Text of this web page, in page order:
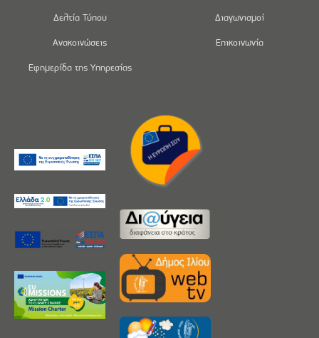
Δελτία Τύπου
Ανακοινώσεις
Εφημερίδα της Υπηρεσίας
Διαγωνισμοί
Επικοινωνία